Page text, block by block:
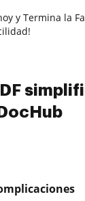
y Termina la
DocHub